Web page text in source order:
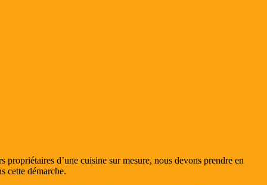
d’une cuisine sur mesure, nous devons prendre en
cette démarche.